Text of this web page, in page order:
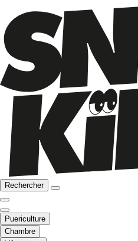
Rechercher
Puericulture
Chambre